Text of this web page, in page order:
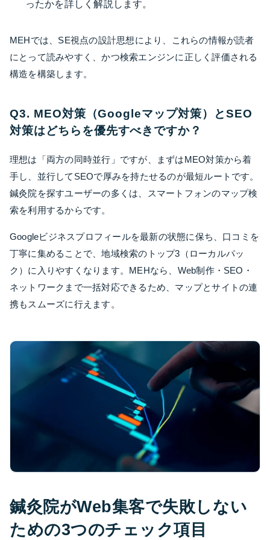
ったかを詳しく解説します。
MEHでは、SE視点の設計思想により、これらの情報が読者
にとって読みやすく、かつ検索エンジンに正しく評価される
構造を構築します。
Q3. MEO対策（Googleマップ対策）とSEO
対策はどちらを優先すべきですか？
理想は「両方の同時並行」ですが、まずはMEO対策から着
手し、並行してSEOで厚みを持たせるのが最短ルートです。
鍼灸院を探すユーザーの多くは、スマートフォンのマップ検
索を利用するからです。
Googleビジネスプロフィールを最新の状態に保ち、口コミを
丁寧に集めることで、地域検索のトップ3（ローカルパッ
ク）に入りやすくなります。MEHなら、Web制作・SEO・
ネットワークまで一括対応できるため、マップとサイトの連
携もスムーズに行えます。
鍼灸院がWeb集客で失敗しない
ための3つのチェック項目